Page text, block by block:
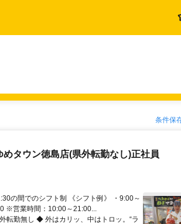
条件保
めタウン徳島店(県外転勤なし)正社員
の間でのシフト制 《シフト例》 ・9:00～
※営業時間：10:00～21:00...
転勤無し ◆ 外はカリッ、中はトロッ。“ラ